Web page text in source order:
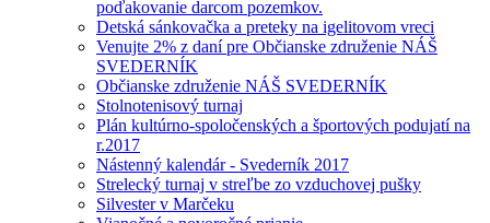
poďakovanie darcom pozemkov.
Detská sánkovačka a preteky na igelitovom vreci
Venujte 2% z daní pre Občianske združenie NÁŠ
SVEDERNÍK
Občianske združenie NÁŠ SVEDERNÍK
Stolnotenisový turnaj
Plán kultúrno-spoločenských a športových podujatí na
r.2017
Nástenný kalendár - Svederník 2017
Strelecký turnaj v streľbe zo vzduchovej pušky
Silvester v Marčeku